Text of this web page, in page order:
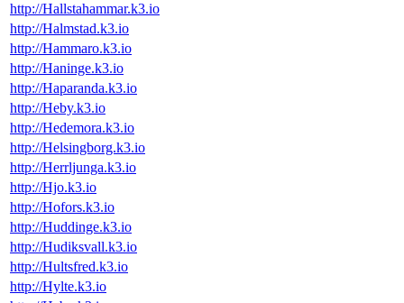
http://Hallstahammar.k3.io
http://Halmstad.k3.io
http://Hammaro.k3.io
http://Haninge.k3.io
http://Haparanda.k3.io
http://Heby.k3.io
http://Hedemora.k3.io
http://Helsingborg.k3.io
http://Herrljunga.k3.io
http://Hjo.k3.io
http://Hofors.k3.io
http://Huddinge.k3.io
http://Hudiksvall.k3.io
http://Hultsfred.k3.io
http://Hylte.k3.io